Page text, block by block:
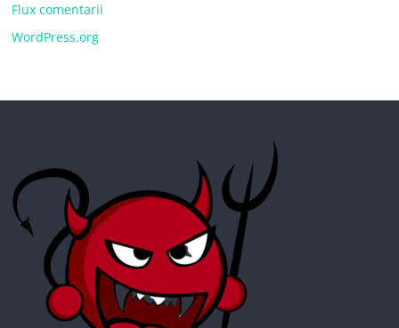
Flux comentarii
WordPress.org